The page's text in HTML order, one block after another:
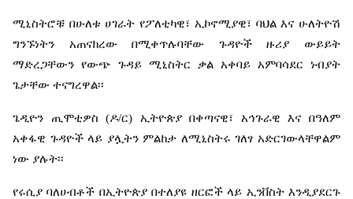
ሚኒስትሮቹ በሁለቱ ሀገራት የፖለቲካዊ፣ ኢኮኖሚያዊ፣ ባህል እና ሁለትዮሽ
ግንኙነትን
አጠናክረው በሚቀጥሉባቸው ጉዳዮች ዙሪያ
ውይይት
ማድረጋቸውን የውጭ ጉዳይ ሚኒስትር ቃል አቀባይ አምባሳደር ነብያት
ጌታቸው ተናግረዋል፡፡
ጌዲዮን ጢሞቲዎስ (ዶ/ር) ኢትዮጵያ በቀጣናዊ፣ አኅጉራዊ እና በዓለም
አቀፋዊ ጉዳዮች ላይ ያሏትን ምልከታ ለሚኒስትሩ ገለፃ አድርገውላቸዋልም
ነው ያሉት፡፡
የሩሲያ ባለሀብቶች በኢትዮጵያ በተለያዩ ዘርፎች ላይ ኢንቨስት እንዲያደርጉ